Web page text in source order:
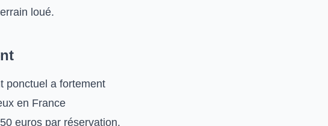
loué.
ponctuel a fortement
en France
euros par réservation.